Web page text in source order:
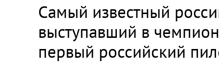
Самый известный
выступавший в
первый российский